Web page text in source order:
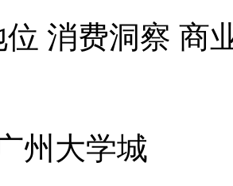
消费洞察 商
州大学城